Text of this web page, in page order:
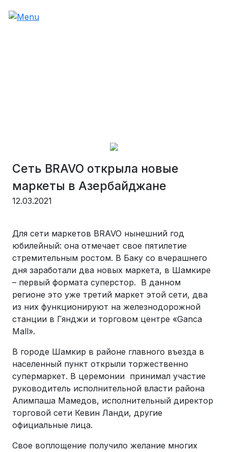
Сеть BRAVO открыла новые
маркеты в Азербайджане
12.03.2021
Для сети маркетов BRAVO нынешний год
юбилейный: она отмечает свое пятилетие
стремительным ростом. В Баку со вчерашнего
дня заработали два новых маркета, в Шамкире
– первый формата суперстор. В данном
регионе это уже третий маркет этой сети, два
из них функционируют на железнодорожной
станции в Гянджи и торговом центре «Ganca
Mall».
В городе Шамкир в районе главного въезда в
населенный пункт открыли торжественно
супермаркет. В церемонии принимал участие
руководитель исполнительной власти района
Алимпаша Мамедов, исполнительный директор
торговой сети Кевин Ланди, другие
официальные лица.
Свое воплощение получило желание многих